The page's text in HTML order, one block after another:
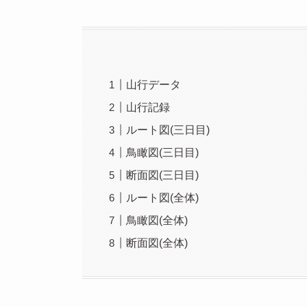
山行データ
山行記録
ルート図(三日目)
鳥瞰図(三日目)
断面図(三日目)
ルート図(全体)
鳥瞰図(全体)
断面図(全体)